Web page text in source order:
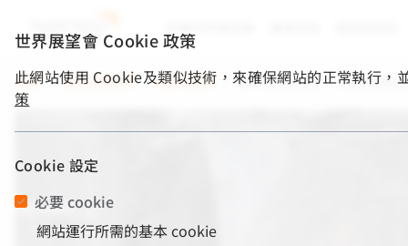
首頁/ 關懷與捐款/ 國外服務 / 募集救援基金，搶救脆弱
世界展望會 Cookie 政策
此網站使用 Cookie及類似技術，來確保網站的正常執行
策
Cookie 設定
必要 cookie
網站運行所需的基本 cookie